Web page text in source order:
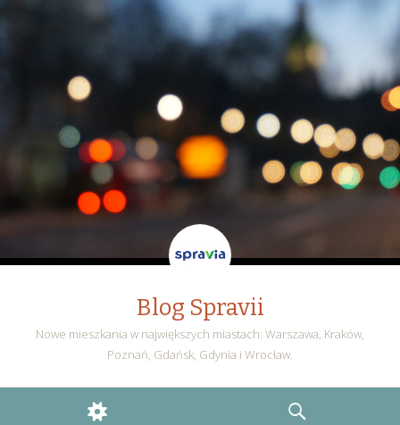
Blog Spravii
Nowe mieszkania w największych miastach: Warszawa, Kraków,
Poznań, Gdańsk, Gdynia i Wrocław.
WIDGETS
SEARCH